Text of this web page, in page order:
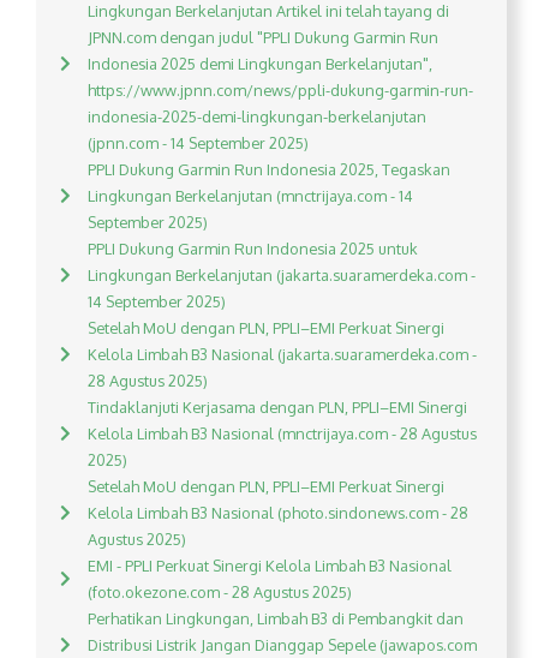
Lingkungan Berkelanjutan Artikel ini telah tayang di
JPNN.com dengan judul "PPLI Dukung Garmin Run
Indonesia 2025 demi Lingkungan Berkelanjutan",
https://www.jpnn.com/news/ppli-dukung-garmin-run-
indonesia-2025-demi-lingkungan-berkelanjutan
(jpnn.com - 14 September 2025)
PPLI Dukung Garmin Run Indonesia 2025, Tegaskan
Lingkungan Berkelanjutan (mnctrijaya.com - 14
September 2025)
PPLI Dukung Garmin Run Indonesia 2025 untuk
Lingkungan Berkelanjutan (jakarta.suaramerdeka.com -
14 September 2025)
Setelah MoU dengan PLN, PPLI–EMI Perkuat Sinergi
Kelola Limbah B3 Nasional (jakarta.suaramerdeka.com -
28 Agustus 2025)
Tindaklanjuti Kerjasama dengan PLN, PPLI–EMI Sinergi
Kelola Limbah B3 Nasional (mnctrijaya.com - 28 Agustus
2025)
Setelah MoU dengan PLN, PPLI–EMI Perkuat Sinergi
Kelola Limbah B3 Nasional (photo.sindonews.com - 28
Agustus 2025)
EMI - PPLI Perkuat Sinergi Kelola Limbah B3 Nasional
(foto.okezone.com - 28 Agustus 2025)
Perhatikan Lingkungan, Limbah B3 di Pembangkit dan
Distribusi Listrik Jangan Dianggap Sepele (jawapos.com